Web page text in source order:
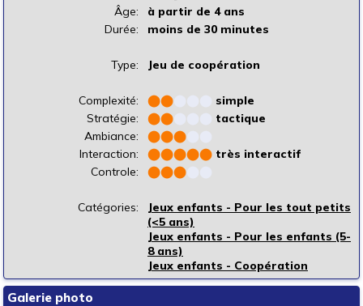
Âge:
à partir de 4 ans
Durée:
moins de 30 minutes
Type: Jeu de coopération
Complexité: ⬤⬤
simple
Stratégie:
⬤⬤
tactique
Ambiance:
⬤⬤⬤
Interaction:
⬤⬤⬤⬤⬤ très interactif
Controle:
⬤⬤⬤
Catégories:
Jeux enfants - Pour les tout petits
(<5 ans)
Jeux enfants - Pour les enfants (5-
8 ans)
Jeux enfants - Coopération
Galerie photo